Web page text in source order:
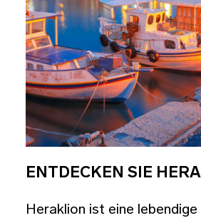
ENTDECKEN SIE
Heraklion ist eine